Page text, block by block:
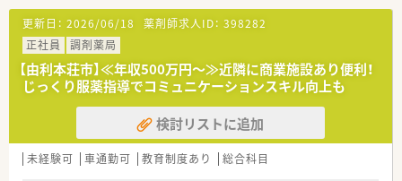
更新日： 2026/06/18 薬剤師求人ID： 398282
正社員
調剤薬局
【由利本荘市】≪年収500万円～≫近隣に商業施設あり便利！
じっくり服薬指導でコミュニケーションスキル向上も
検討リストに追加
未経験可 車通勤可 教育制度あり 総合科目